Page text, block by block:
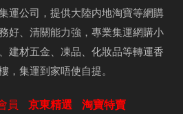
運公司，提供大陸内地淘寶等網購
好、清關能力強，專業集運網購小
建材五金、凍品、化妝品等轉運香
，集運到家唔使自提。
員 京東精選
淘寶特賣